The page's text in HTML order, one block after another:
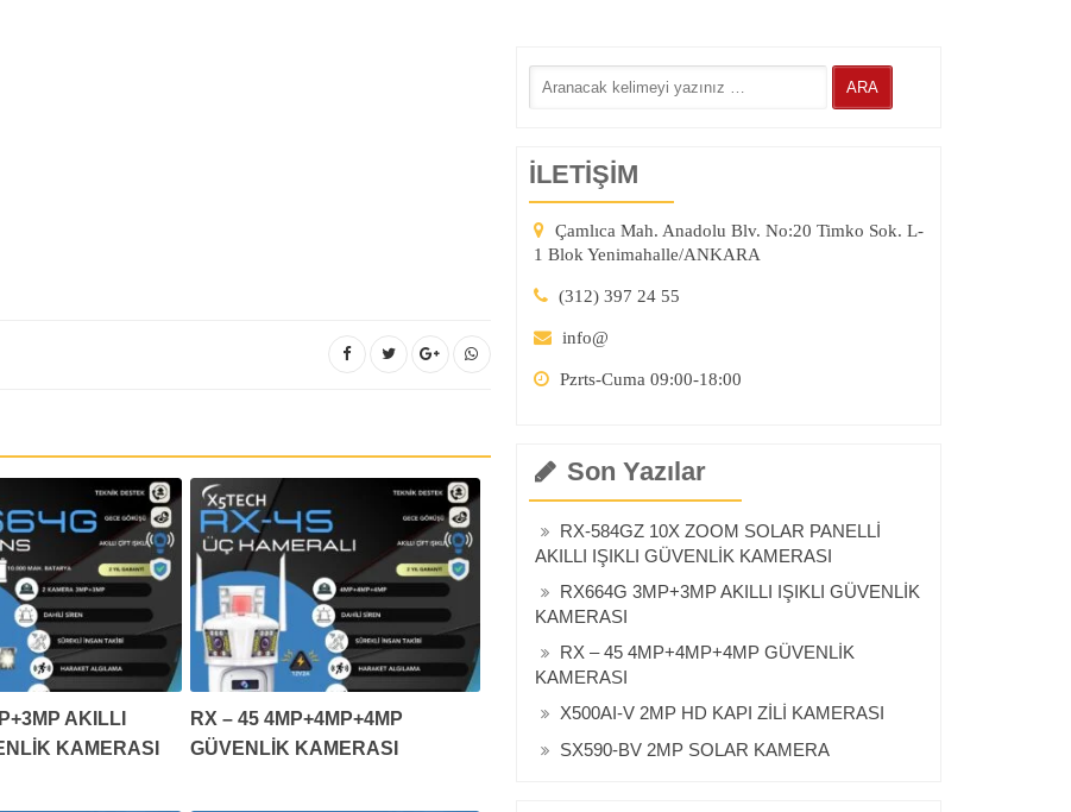
AKILLI
KAMERASI
RX – 45 4MP+4MP+4MP
GÜVENLİK KAMERASI
İLETİŞİM
Çamlıca Mah. Anadolu Blv. No:20 Timko Sok. L-
1 Blok Yenimahalle/ANKARA
(312) 397 24 55
info@
Pzrts-Cuma 09:00-18:00
Son Yazılar
RX-584GZ 10X ZOOM SOLAR PANELLİ
AKILLI IŞIKLI GÜVENLİK KAMERASI
RX664G 3MP+3MP AKILLI IŞIKLI GÜVENLİK
KAMERASI
RX – 45 4MP+4MP+4MP GÜVENLİK
KAMERASI
X500AI-V 2MP HD KAPI ZİLİ KAMERASI
SX590-BV 2MP SOLAR KAMERA